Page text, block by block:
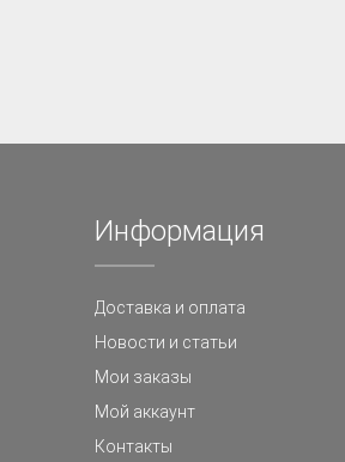
Информация
Доставка и оплата
Новости и статьи
Мои заказы
Мой аккаунт
Контакты